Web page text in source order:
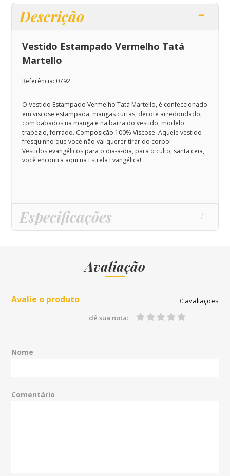
Descrição
Vestido Estampado Vermelho Tatá
Martello
Referência: 0792
O Vestido Estampado Vermelho Tatá Martello, é confeccionado
em viscose estampada, mangas curtas, decote arredondado,
com babados na manga e na barra do vestido, modelo
trapézio, forrado. Composição 100% Viscose. Aquele vestido
fresquinho que você não vai querer tirar do corpo!
Vestidos evangélicos para o dia-a-dia, para o culto, santa ceia,
você encontra aqui na Estrela Evangélica!
Especificações
Avaliação
Avalie o produto 0avaliações
dê sua nota:
Nome
Comentário